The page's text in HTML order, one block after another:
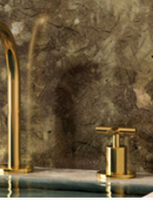
Cataloghi Assistenza